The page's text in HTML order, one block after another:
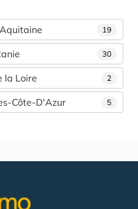
19
30
2
la Loire
5
Côte-D'Azur